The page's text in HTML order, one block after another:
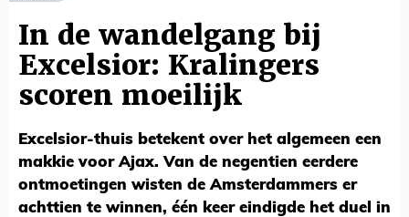
In de wandelgang bij
Excelsior: Kralingers
scoren moeilijk
Excelsior-thuis betekent over het algemeen een
makkie voor Ajax. Van de negentien eerdere
ontmoetingen wisten de Amsterdammers er
achttien te winnen, één keer eindigde het duel in